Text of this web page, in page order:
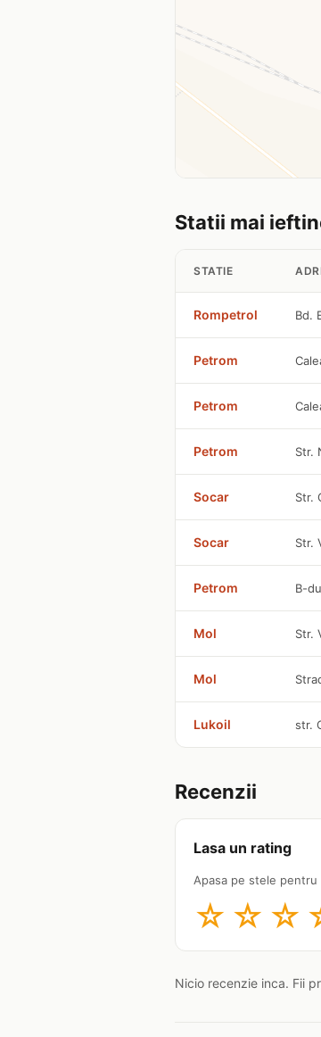
Statii mai
STATIE
Rompetrol Bd.
Petrom
Petrom
Petrom Str.
Socar Str.
Socar Str.
Petrom B-
Mol Str.
Mol
Lukoil str.
Recenzii
Lasa un rating
Apasa pe stele
☆ ☆ ☆
Nicio recenzie inca. Fii